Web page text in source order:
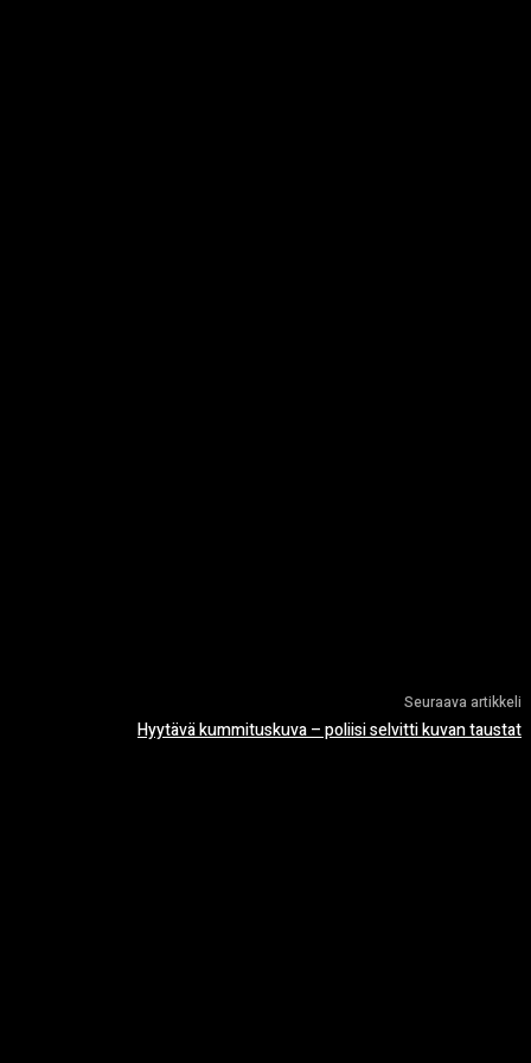
Seuraava artikkeli
Hyytävä kummituskuva – poliisi selvitti kuvan taustat